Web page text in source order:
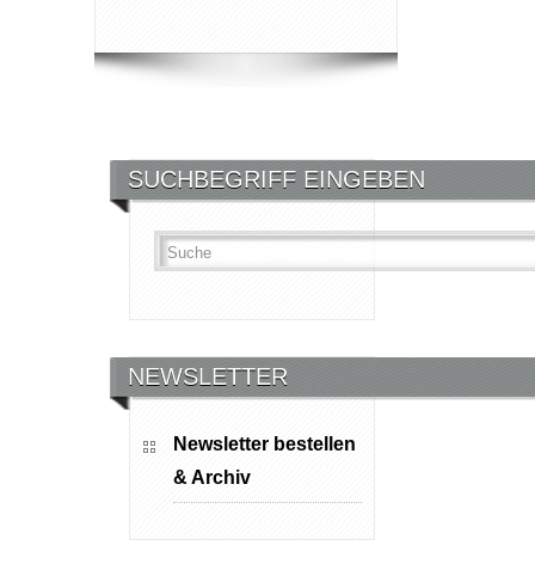
SUCHBEGRIFF EINGEBEN
NEWSLETTER
Newsletter bestellen
& Archiv